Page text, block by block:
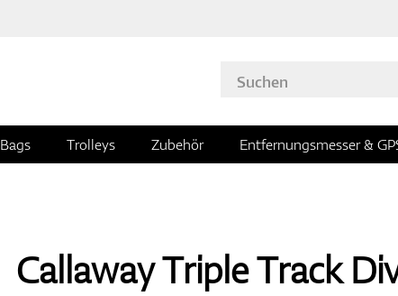
Bags Trolleys Zubehör Entfernungsmesser &
Callaway Triple Track